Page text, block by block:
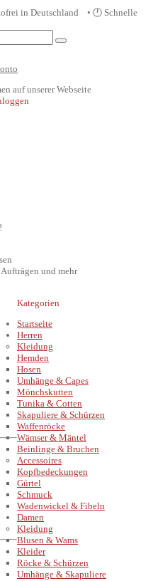
in Deutschland
• 🕐 Schnelle
auf unserer Webseite
und mehr
Kategorien
Startseite
Herren
Kleidung
Hemden
Hosen
Umhänge & Capes
Mönchskutten
Tunika & Cotten
Skapuliere & Schürzen
Waffenröcke
Wämser & Mäntel
Beinlinge & Bruchen
Accessoires
Kopfbedeckungen
Gürtel
Schmuck
Wadenwickel & Fibeln
Damen
Kleidung
Blusen & Wams
Kleider
Röcke & Schürzen
Umhänge & Skapuliere